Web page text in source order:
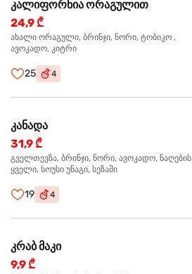
კალიფორნია ორაგულით
24,9 ₾
ახალი ორაგული, ბრინჯი, ნორი, ტობიკო ,
ავოკადო, კიტრი
25 4
კანადა
31,9 ₾
გველთევზა, ბრინჯი, ნორი, ავოკადო, ნაღების
ყველი, სოუსი უნაგი, სეზამი
19 4
კრაბ მაკი
9,9 ₾